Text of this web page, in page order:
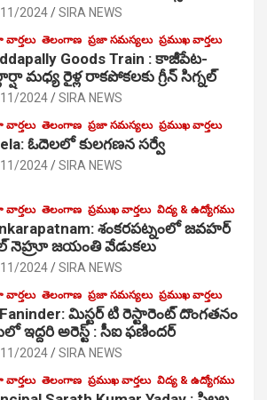
2024 SIRA NEWS
తెలంగాణ ప్రజా సమస్యలు ప్రముఖ వార్తలు
Goods Train : కాజీపేట-
మధ్య రైళ్ల రాకపోకలకు గ్రీన్ సిగ్నల్
2024 SIRA NEWS
తెలంగాణ ప్రజా సమస్యలు ప్రముఖ వార్తలు
ఓదెలలో కులగణన సర్వే
2024 SIRA NEWS
తెలంగాణ ప్రముఖ వార్తలు విద్య & ఉద్యోగము
శంకరపట్నంలో జవహర్
నెహ్రూ జయంతి వేడుకలు
2024 SIRA NEWS
తెలంగాణ ప్రజా సమస్యలు ప్రముఖ వార్తలు
మిస్టర్ టి రెస్టారెంట్ దొంగతనం
ఇద్దరి అరెస్ట్ : సీఐ ఫణిందర్
2024 SIRA NEWS
తెలంగాణ ప్రముఖ వార్తలు విద్య & ఉద్యోగము